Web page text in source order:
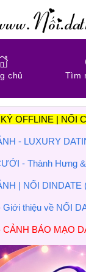
chủ Tìm
OFFLINE | NỐI
- LUXURY
- Thành Hưng
| NỐI DINDATE
Giới thiệu về NỐI
CẢNH BÁO MẠO